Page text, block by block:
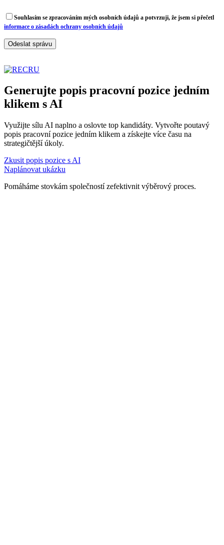
Souhlasím se zpracováním mých osobních údajů a potvrzuji, že jsem si přečetl
informace o zásadách ochrany osobních údajů
Generujte popis pracovní pozice jedním
klikem s AI
Využijte sílu AI naplno a oslovte top kandidáty. Vytvořte poutavý
popis pracovní pozice jedním klikem a získejte více času na
strategičtější úkoly.
Zkusit popis pozice s AI
Naplánovat ukázku
Pomáháme stovkám společností zefektivnit výběrový proces.